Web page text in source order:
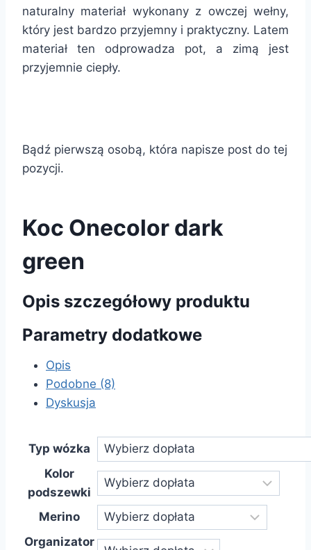
naturalny materiał wykonany z owczej wełny,
który jest bardzo przyjemny i praktyczny. Latem
materiał ten odprowadza pot, a zimą jest
przyjemnie ciepły.
Bądź pierwszą osobą, która napisze post do tej
pozycji.
Koc Onecolor dark
green
Opis szczegółowy produktu
Parametry dodatkowe
Opis
Podobne (8)
Dyskusja
Typ wózka
Kolor
podszewki
Merino
Organizator